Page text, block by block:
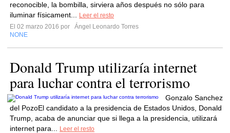
reconocible, la bombilla, sirviera años después no sólo para
iluminar físicament...
Leer el resto
El 02 marzo 2016 por
Ángel Leonardo Torres
NONE
Donald Trump utilizaría internet
para luchar contra el terrorismo
Gonzalo Sanchez
del PozoEl candidato a la presidencia de Estados Unidos, Donald
Trump, acaba de anunciar que si llega a la presidencia, utilizará
internet para...
Leer el resto